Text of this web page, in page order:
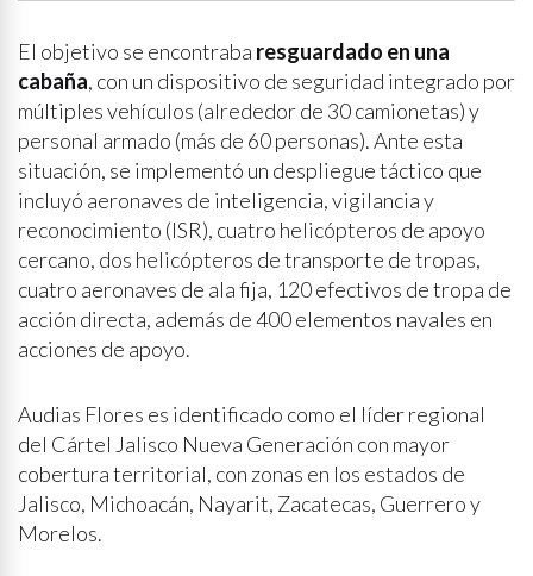
El objetivo se encontraba resguardado en una
cabaña, con un dispositivo de seguridad integrado por
múltiples vehículos (alrededor de 30 camionetas) y
personal armado (más de 60 personas). Ante esta
situación, se implementó un despliegue táctico que
incluyó aeronaves de inteligencia, vigilancia y
reconocimiento (ISR), cuatro helicópteros de apoyo
cercano, dos helicópteros de transporte de tropas,
cuatro aeronaves de ala fija, 120 efectivos de tropa de
acción directa, además de 400 elementos navales en
acciones de apoyo.
Audias Flores es identificado como el líder regional
del Cártel Jalisco Nueva Generación con mayor
cobertura territorial, con zonas en los estados de
Jalisco, Michoacán, Nayarit, Zacatecas, Guerrero y
Morelos.